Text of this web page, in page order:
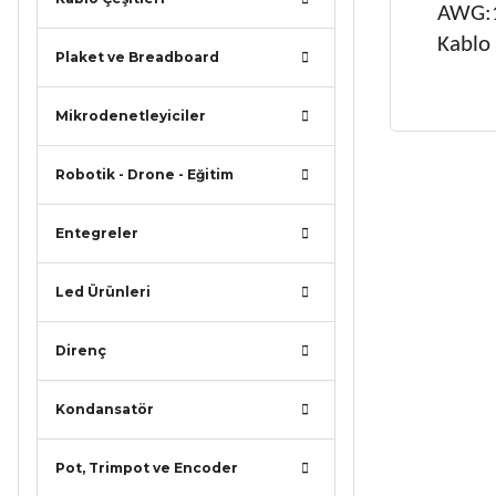
Plaket ve Breadboard
Mikrodenetleyiciler
Robotik - Drone - Eğitim
Entegreler
Led Ürünleri
Direnç
Kondansatör
Pot, Trimpot ve Encoder